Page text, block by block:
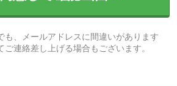
、メールアドレスに間違いがあります
ご連絡差し上げる場合もございます。